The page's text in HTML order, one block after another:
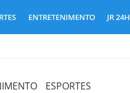
ENTRETENIMENTO JR 24H
ESPORTES